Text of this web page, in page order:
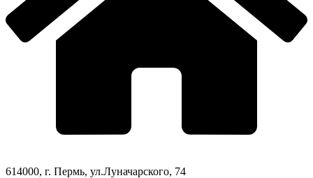
614000, г. Пермь, ул.Луначарского, 74